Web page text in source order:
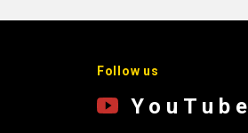
Follow us
YouTube